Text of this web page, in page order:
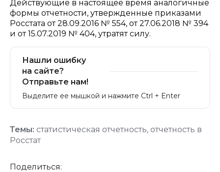
Действующие в настоящее время аналогичные
формы отчетности, утвержденные приказами
Росстата от 28.09.2016 № 554, от 27.06.2018 № 394
и от 15.07.2019 № 404, утратят силу.
Нашли ошибку
на сайте?
Отправьте нам!
Выделите ее мышкой и нажмите Ctrl + Enter
Темы: статистическая отчетность, отчетность в
Росстат
Поделиться: